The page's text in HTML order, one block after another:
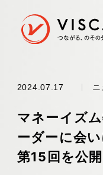
2024.07.17
マネーイズ
ーダーに会い
第15回を公開